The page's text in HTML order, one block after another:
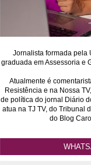
Jornalista formada pela
graduada em Assessoria e
Atualmente é
Resistência e na Nossa
de política do jornal Diário
atua na TJ TV, do Tribunal
do Blog